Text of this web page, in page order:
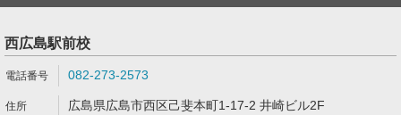
西広島駅前校
082-273-2573
広島県広島市西区己斐本町1-17-2 井崎ビル2F